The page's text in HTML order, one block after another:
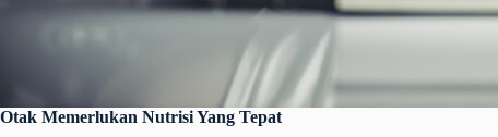
Otak Memerlukan Nutrisi Yang Tepat